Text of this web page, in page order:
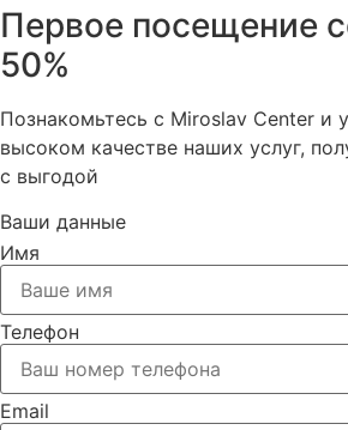
Первое посещение
50%
Познакомьтесь с Miroslav Сenter и
высоком качестве наших услуг,
с выгодой
Ваши данные
Имя
Телефон
Email